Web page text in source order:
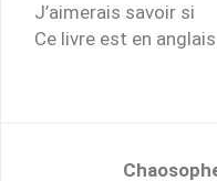
J’aimerais savoir si
Ce livre est en